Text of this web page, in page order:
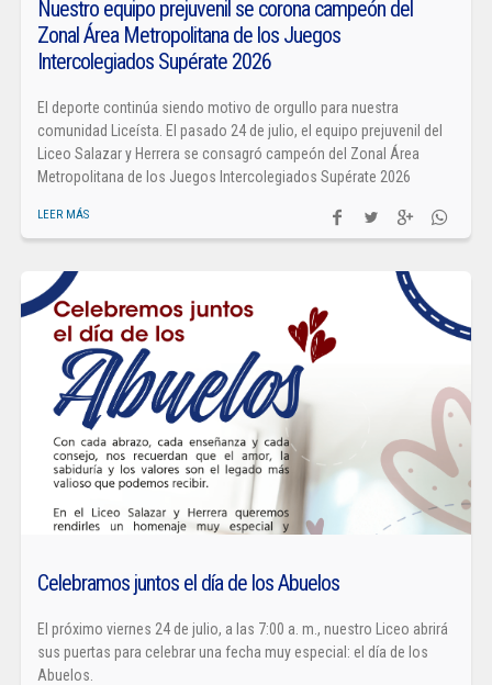
Nuestro equipo prejuvenil se corona campeón del
Zonal Área Metropolitana de los Juegos
Intercolegiados Supérate 2026
El deporte continúa siendo motivo de orgullo para nuestra
comunidad Liceísta. El pasado 24 de julio, el equipo prejuvenil del
Liceo Salazar y Herrera se consagró campeón del Zonal Área
Metropolitana de los Juegos Intercolegiados Supérate 2026
LEER MÁS
Celebramos juntos el día de los Abuelos
El próximo viernes 24 de julio, a las 7:00 a. m., nuestro Liceo abrirá
sus puertas para celebrar una fecha muy especial: el día de los
Abuelos.